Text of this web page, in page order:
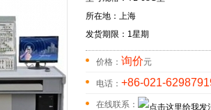
所在地：上海
发货期限：1星期
价格： 询价元
电话： +86-021-
在线联系：